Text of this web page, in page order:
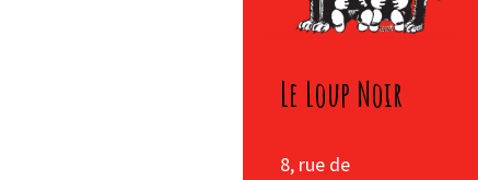
Le Loup Noir
8, rue de